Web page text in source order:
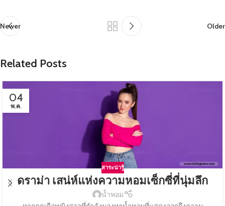
Newer Older
Related Posts
04
พ.ค.
สาระน่ารู้
ดราม่า เสน่ห์แห่งความหอมเซ็กซี่ที่นุ่มลึก
น้ำหอม